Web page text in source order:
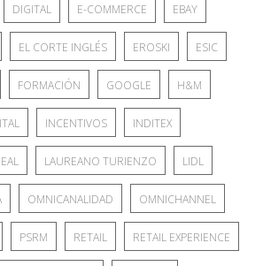
DIGITAL E-COMMERCE EBAY
EL CORTE INGLÉS EROSKI ESIC
FORMACIÓN GOOGLE H&M
INCENTIVOS INDITEX
LAUREANO TURIENZO LIDL
OMNICANALIDAD OMNICHANNEL
PSRM RETAIL RETAIL EXPERIENCE